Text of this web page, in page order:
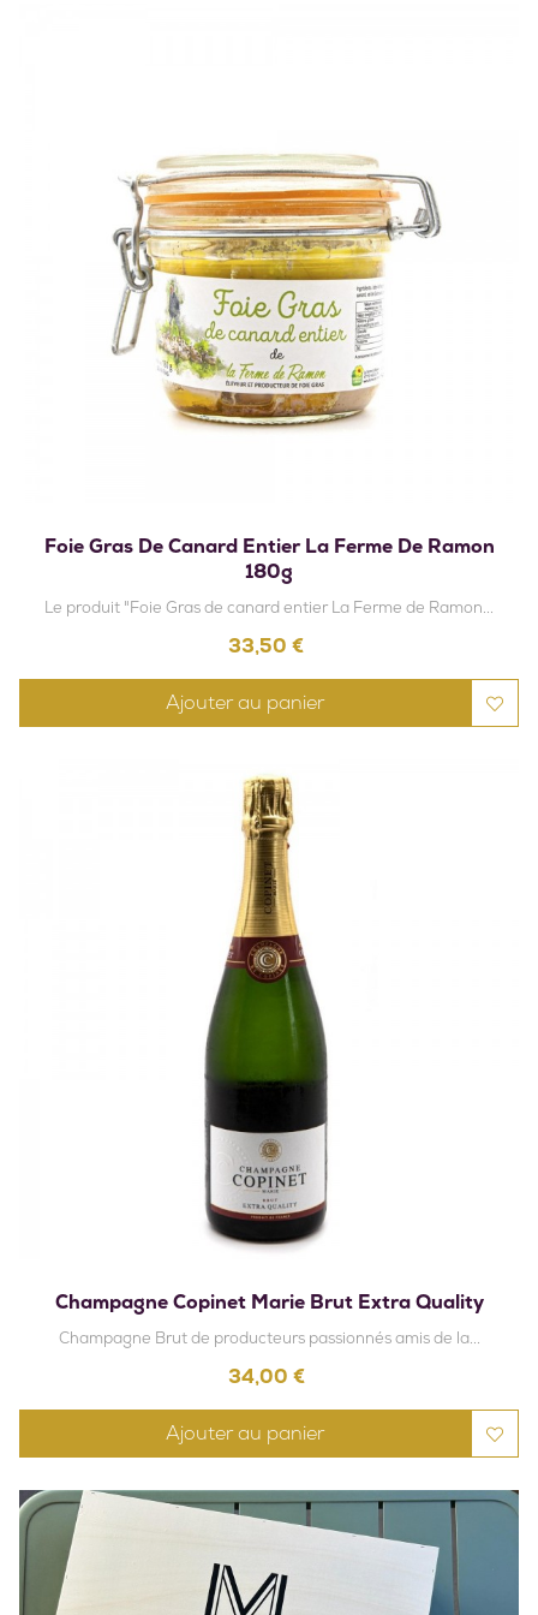
Foie Gras De Canard Entier La Ferme De Ramon
180g
Le produit "Foie Gras de canard entier La Ferme de Ramon...
Prix
33,50 €
Ajouter au panier
Champagne Copinet Marie Brut Extra Quality
Champagne Brut de producteurs passionnés amis de la...
Prix
34,00 €
Ajouter au panier